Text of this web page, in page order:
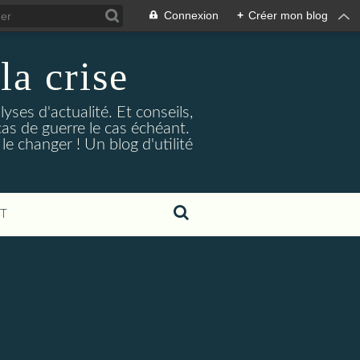
Connexion + Créer mon blog
crise
d'actualité. Et conseils,
de guerre le cas échéant.
changer ! Un blog d'utilité